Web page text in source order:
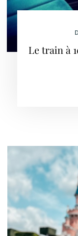
Le train à